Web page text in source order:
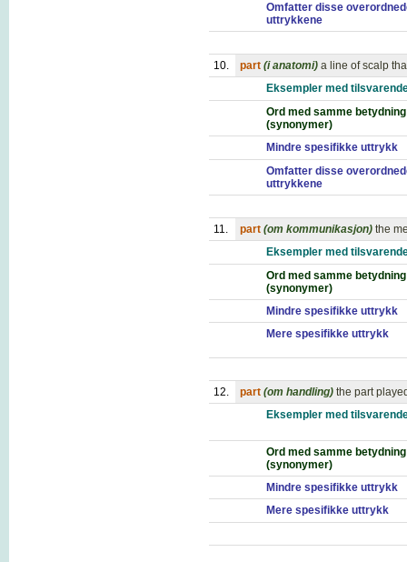
Omfatter disse
uttrykkene
10. part (i anatomi) a line of scalp
Eksempler med
Ord med samme betydning
(synonymer)
Mindre spesifikke uttrykk
Omfatter disse
uttrykkene
11. part (om kommunikasjon) the
Eksempler med
Ord med samme betydning
(synonymer)
Mindre spesifikke uttrykk
Mere spesifikke uttrykk
12. part (om handling) the part
Eksempler med
Ord med samme betydning
(synonymer)
Mindre spesifikke uttrykk
Mere spesifikke uttrykk